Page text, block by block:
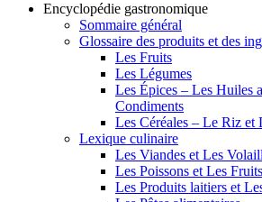
Encyclopédie gastronomique
Sommaire général
Glossaire des produits et des
Les Fruits
Les Légumes
Les Épices – Les Huiles
Condiments
Les Céréales – Le Riz et
Lexique culinaire
Les Viandes et Les
Les Poissons et Les
Les Produits laitiers et